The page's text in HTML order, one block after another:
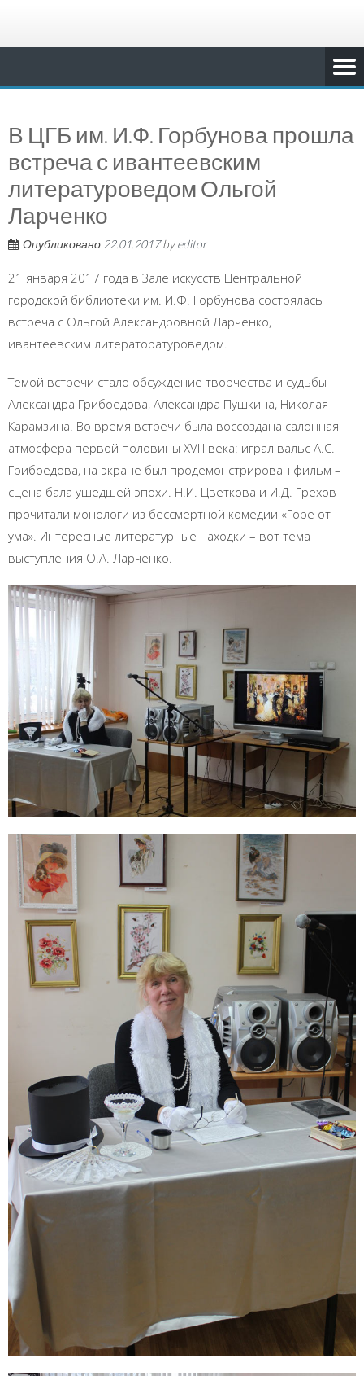
В ЦГБ им. И.Ф. Горбунова прошла
встреча с ивантеевским
литературоведом Ольгой
Ларченко
Опубликовано 22.01.2017byeditor
21 января 2017 года в Зале искусств Центральной
городской библиотеки им. И.Ф. Горбунова состоялась
встреча с Ольгой Александровной Ларченко,
ивантеевским литераторатуроведом.
Темой встречи стало обсуждение творчества и судьбы
Александра Грибоедова, Александра Пушкина, Николая
Карамзина. Во время встречи была воссоздана салонная
атмосфера первой половины XVIII века: играл вальс А.С.
Грибоедова, на экране был продемонстрирован фильм –
сцена бала ушедшей эпохи. Н.И. Цветкова и И.Д. Грехов
прочитали монологи из бессмертной комедии «Горе от
ума». Интересные литературные находки – вот тема
выступления О.А. Ларченко.